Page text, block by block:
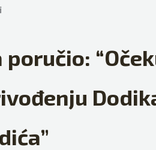
poručio: